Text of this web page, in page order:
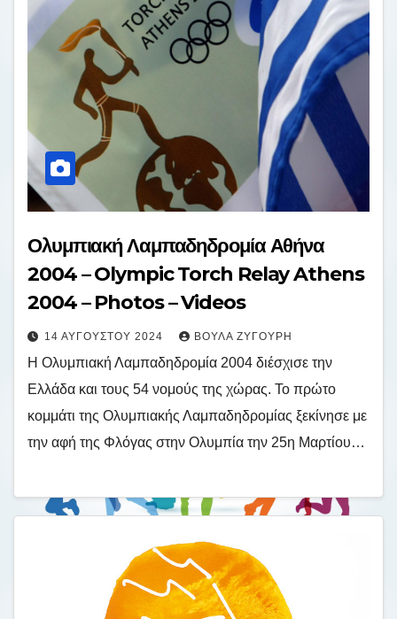
Ολυμπιακή Λαμπαδηδρομία Αθήνα
2004 – Olympic Torch Relay Athens
2004 – Photos – Videos
14 ΑΥΓΟΎΣΤΟΥ 2024 ΒΟΎΛΑ ΖΥΓΟΎΡΗ
Η Ολυμπιακή Λαμπαδηδρομία 2004 διέσχισε την
Ελλάδα και τους 54 νομούς της χώρας. Το πρώτο
κομμάτι της Ολυμπιακής Λαμπαδηδρομίας ξεκίνησε με
την αφή της Φλόγας στην Ολυμπία την 25η Μαρτίου…